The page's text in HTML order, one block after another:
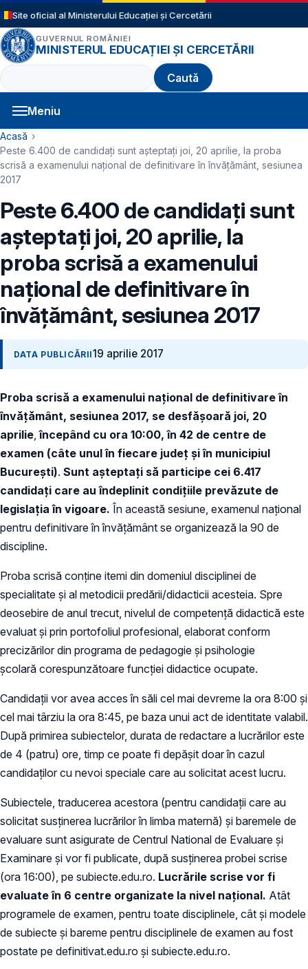
Sari la conținutul principal
Site oficial al Ministerului Educației și Cercetării
GUVERNUL ROMÂNIEI
MINISTERUL EDUCAȚIEI ȘI CERCETĂRII
Caută
Meniu
Navigație principală
Cale de navigare
Acasă
Peste 6.400 de candidaţi sunt aşteptaţi joi, 20 aprilie, la proba
scrisă a examenului naţional de definitivare în învăţământ, sesiunea
2017
Peste 6.400 de candidaţi sunt
aşteptaţi joi, 20 aprilie, la
proba scrisă a examenului
naţional de definitivare în
învăţământ, sesiunea 2017
DATA PUBLICĂRII19 aprilie 2017
Proba scrisă a examenului naţional de definitivare în
învăţământ, sesiunea 2017, se desfăşoară joi, 20
aprilie începând cu ora 10:00, în 42 de centre de
examen (câte unul în fiecare judeţ şi în municipiul
Bucureşti). Sunt așteptați să participe cei 6.417
candidați care au îndeplinit condiţiile prevăzute de
legislația în vigoare. În această sesiune, examenul naţional
pentru definitivare în învăţământ se organizează la 90 de
discipline.
Proba scrisă conţine itemi din domeniul disciplinei de
specialitate și al metodicii predării/didacticii acesteia. Spre
deosebire de anul trecut, nivelul de competență didactică este
evaluat și prin portofoliul profesional, elaborat conform
precizărilor din programa de pedagogie şi psihologie
şcolară corespunzătoare funcţiei didactice ocupate.
Candidaţii vor avea acces în săli cel mai devreme la ora 8:00 şi
cel mai târziu la ora 8:45, pe baza unui act de identitate valabil.
După primirea subiectelor, durata de redactare a lucrărilor este
de 4 (patru) ore, timp ce poate fi depăşit doar în cazul
candidaţilor cu nevoi speciale care au solicitat acest lucru.
Subiectele, traducerea acestora (pentru candidații care au
solicitat susținerea lucrărilor în limba maternă) şi baremele de
evaluare sunt asigurate de Centrul National de Evaluare şi
Examinare şi vor fi publicate, după susţinerea probei scrise
(ora 16:00), pe subiecte.edu.ro. Lucrările scrise vor fi
evaluate în 6 centre organizate la nivel naţional. Atât
programele de examen, pentru toate disciplinele, cât şi modele
de subiecte şi bareme pentru disciplinele de examen au fost
postate pe definitivat.edu.ro și subiecte.edu.ro.